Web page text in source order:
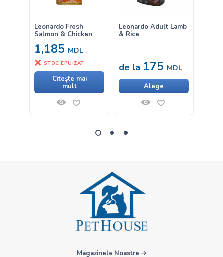
Leonardo Fresh
Salmon & Chicken
1,185 MDL
STOC EPUIZAT
Citește mai
mult
Leonardo Adult Lamb
& Rice
de la 175 MDL
Alege
Magazinele Noastre